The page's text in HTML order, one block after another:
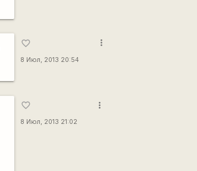
favorite_border
8 Июл, 2013 20:54
more_vert
favorite_border
8 Июл, 2013 21:02
more_vert